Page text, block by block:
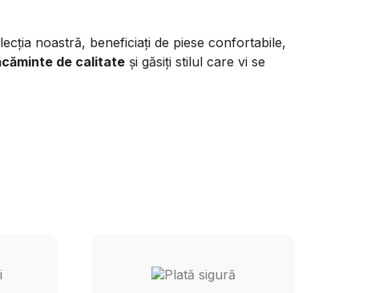
noastră, beneficiați de piese confortabile,
de calitate și găsiți stilul care vi se